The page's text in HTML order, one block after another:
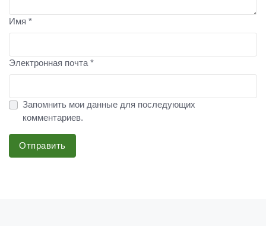
Имя *
Электронная почта *
Запомнить мои данные для последующих
комментариев.
Отправить